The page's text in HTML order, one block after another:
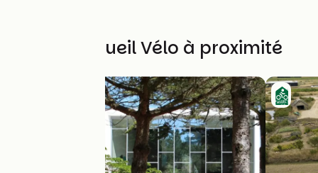
Autres Accueil Vélo à proximité